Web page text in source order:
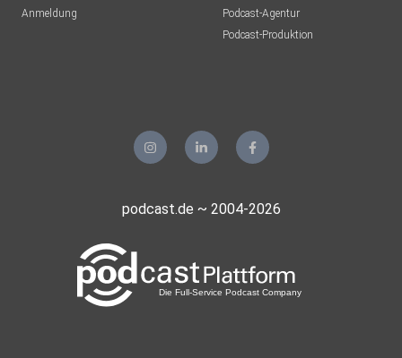
Anmeldung
Podcast-Agentur
Podcast-Produktion
podcast.de ~ 2004-2026